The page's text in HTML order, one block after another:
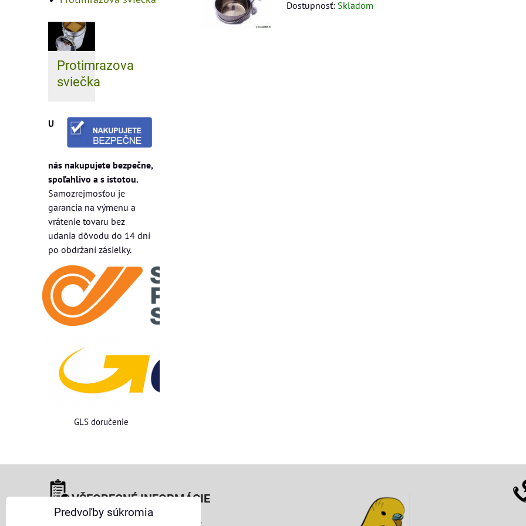
Dostupnosť: Skladom
Protimrazova
sviečka
U
nás nakupujete bezpečne,
spoľahlivo a s istotou.
Samozrejmosťou je
garancia na výmenu a
vrátenie tovaru bez
udania dôvodu do 14 dní
po obdržaní zásielky.
GLS doručenie
VŠEOBECNÉ INFORMÁCIE
Obchodné podmienky pre osoby
Predvoľby súkromia